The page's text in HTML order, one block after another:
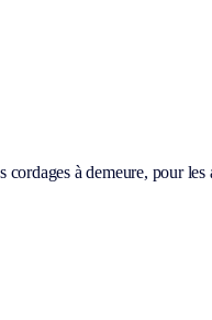
à demeure, pour les